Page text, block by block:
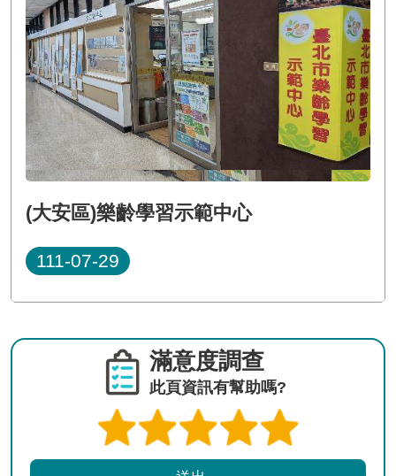
(大安區)樂齡學習示範中心
111-07-29
滿意度調查
此頁資訊有幫助嗎?